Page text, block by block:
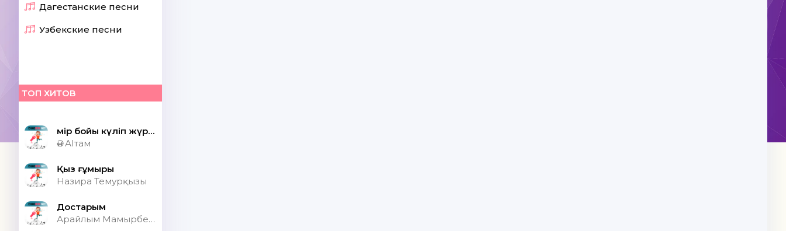
Дагестанские песни
Узбекские песни
ТОП ХИТОВ
Өмір бойы күліп жүрсек шіркін ай
Ән АІтам
Қыз ғұмыры
Назира Темурқызы
Достарым
Арайлым Мамырбекқызы